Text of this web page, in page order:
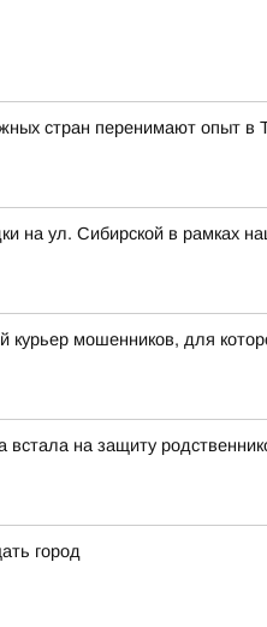
стран перенимают опыт в
на ул. Сибирской в рамках
мошенников, для
встала на защиту
город